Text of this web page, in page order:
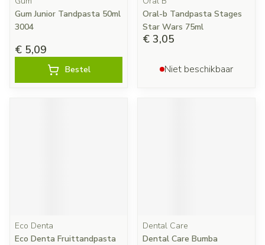
Gum Junior Tandpasta 50ml
3004
€ 5,09
Bestel
Oral-b Tandpasta Stages
Star Wars 75ml
€ 3,05
Niet beschikbaar
Eco Denta
Eco Denta Fruittandpasta
Dental Care
Dental Care Bumba